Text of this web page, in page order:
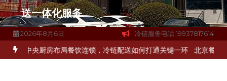
送一体化服务
2026年8月6日 冷链服务电话:19937817614
食材流通难题？ 杭州中央厨房布局餐饮连锁，冷链配送如何打通关键